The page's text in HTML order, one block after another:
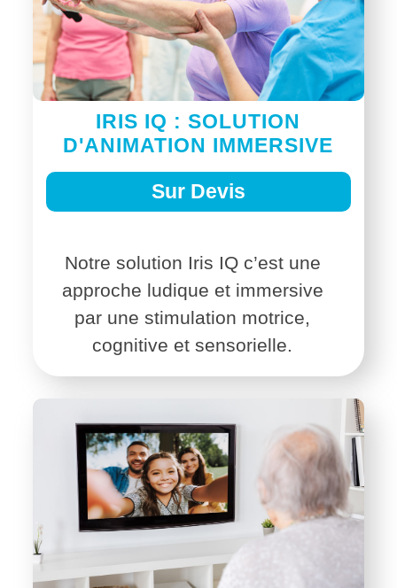
IRIS IQ : SOLUTION
D'ANIMATION IMMERSIVE
Sur Devis
Notre solution Iris IQ c’est une
approche ludique et immersive
par une stimulation motrice,
cognitive et sensorielle.